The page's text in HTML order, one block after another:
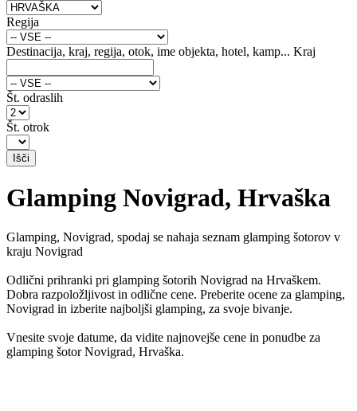
Regija
Destinacija, kraj, regija, otok, ime objekta, hotel, kamp... Kraj
Št. odraslih
Št. otrok
Glamping Novigrad, Hrvaška
Glamping, Novigrad, spodaj se nahaja seznam glamping šotorov v
kraju Novigrad
Odlični prihranki pri glamping šotorih Novigrad na Hrvaškem.
Dobra razpoložljivost in odlične cene. Preberite ocene za glamping,
Novigrad in izberite najboljši glamping, za svoje bivanje.
Vnesite svoje datume, da vidite najnovejše cene in ponudbe za
glamping šotor Novigrad, Hrvaška.